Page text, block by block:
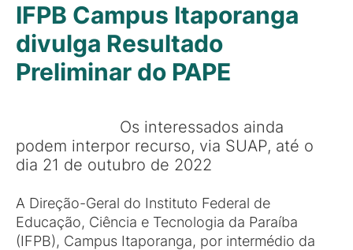
IFPB Campus Itaporanga
divulga Resultado
Preliminar do PAPE
Os interessados ainda
podem interpor recurso, via SUAP, até o
dia 21 de outubro de 2022
A Direção-Geral do Instituto Federal de
Educação, Ciência e Tecnologia da Paraíba
(IFPB), Campus Itaporanga, por intermédio da